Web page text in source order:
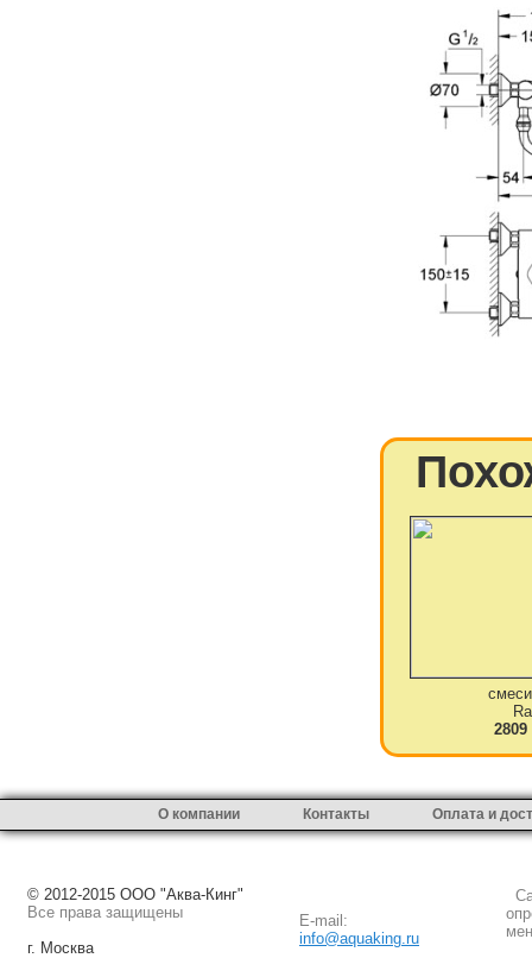
2809
О компании Контакты Оплата и
© 2012-2015 ООО "Аква-Кинг"
Все права защищены
г. Москва
E-mail:
info@aquaking.ru